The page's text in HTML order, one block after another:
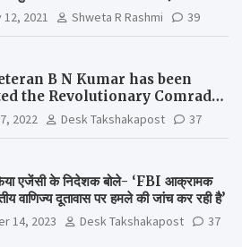
2021 Shweta R Rashmi 39
B N Kumar has been
the Revolutionary Comrade
Media Award 2022-23
2022 Desk Takshakapost 37
एजेंसी के निदेशक बोले- ‘FBI आक्रामक
वाणिज्य दूतावास पर हमले की जांच कर रही है’
14, 2023 Desk Takshakapost 37